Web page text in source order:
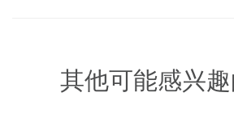
其他可能感兴